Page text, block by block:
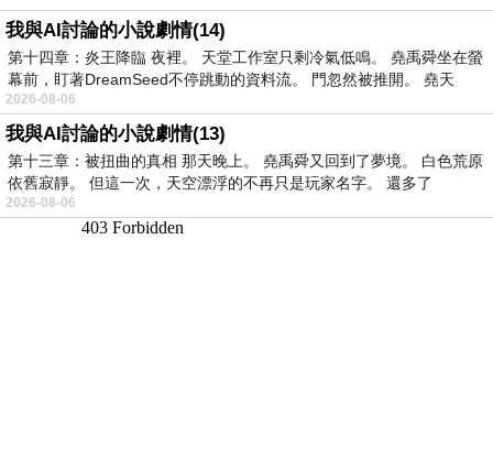
我與AI討論的小說劇情(14)
第十四章：炎王降臨 夜裡。 天堂工作室只剩冷氣低鳴。 堯禹舜坐在螢
幕前，盯著DreamSeed不停跳動的資料流。 門忽然被推開。 堯天
2026-08-06
我與AI討論的小說劇情(13)
第十三章：被扭曲的真相 那天晚上。 堯禹舜又回到了夢境。 白色荒原
依舊寂靜。 但這一次，天空漂浮的不再只是玩家名字。 還多了
2026-08-06